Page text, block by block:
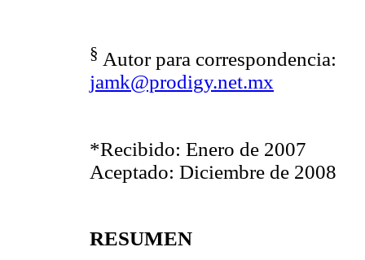
§ Autor para correspondencia:
jamk@prodigy.net.mx
*Recibido: Enero de 2007
Aceptado: Diciembre de 2008
RESUMEN